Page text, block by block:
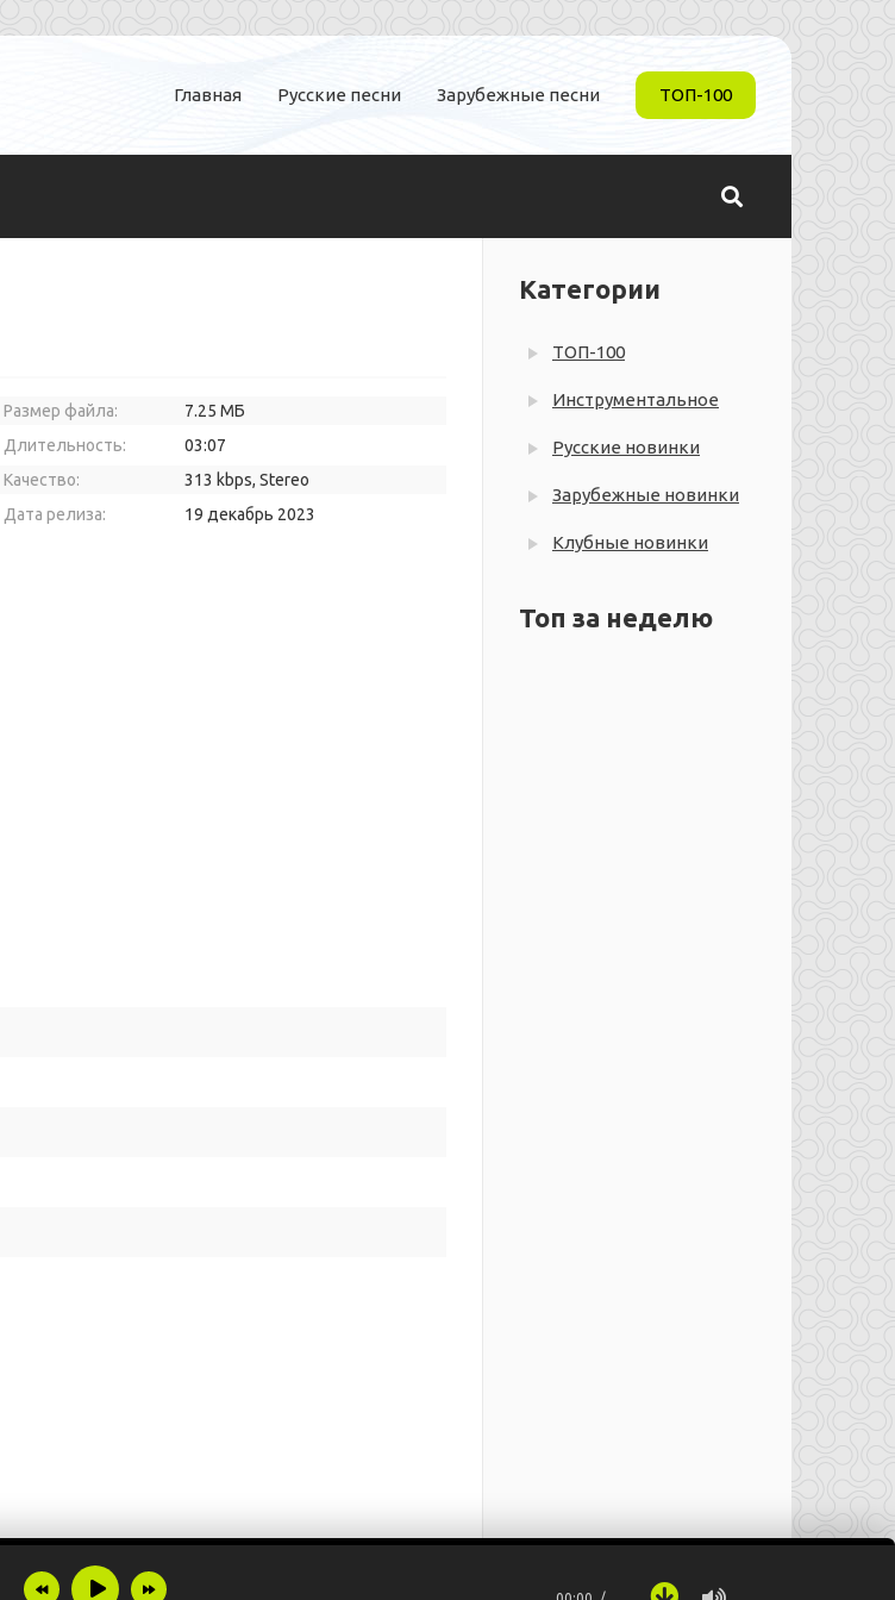
Главная Русские песни Зарубежные песни ТОП-100
Размер файла:
7.25 МБ
Длительность:
03:07
Качество:
313 kbps, Stereo
Дата релиза:
19 декабрь 2023
Категории
ТОП-100
Инструментальное
Русские новинки
Зарубежные новинки
Клубные новинки
Топ за неделю